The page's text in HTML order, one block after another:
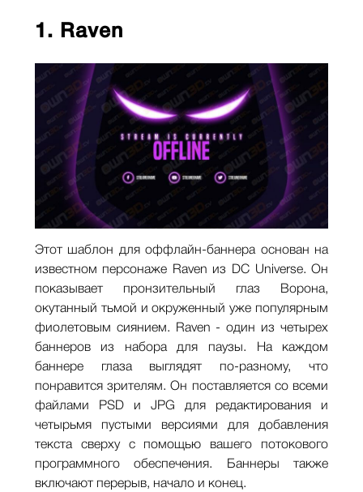
1. Raven
Этот шаблон для оффлайн-баннера основан на
известном персонаже Raven из DC Universe. Он
показывает пронзительный глаз Ворона,
окутанный тьмой и окруженный уже популярным
фиолетовым сиянием. Raven - один из четырех
баннеров из набора для паузы. На каждом
баннере глаза выглядят по-разному, что
понравится зрителям. Он поставляется со всеми
файлами PSD и JPG для редактирования и
четырьмя пустыми версиями для добавления
текста сверху с помощью вашего потокового
программного обеспечения. Баннеры также
включают перерыв, начало и конец.